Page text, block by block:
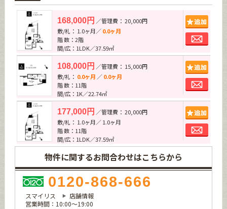
168,000円 ／管理費： 20,000円
敷/礼： 1.0ヶ月／0.0ヶ月
階 数：2階
間/広：1LDK／37.59㎡
108,000円 ／管理費： 15,000円
敷/礼： 0.0ヶ月 ／0.0ヶ月
階 数：11階
間/広：1K／22.74㎡
177,000円 ／管理費： 20,000円
敷/礼： 1.0ヶ月／ 1.0ヶ月
階 数：11階
間/広：1LDK／37.59㎡
物件に関するお問合わせはこちらから
0120-868-666
スマイリス
店舗情報
営業時間：10:00～19:00